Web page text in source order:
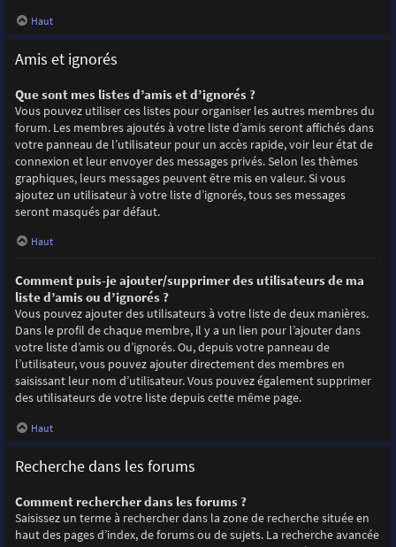
Haut
Amis et ignorés
Que sont mes listes d’amis et d’ignorés ?
Vous pouvez utiliser ces listes pour organiser les autres membres du
forum. Les membres ajoutés à votre liste d’amis seront affichés dans
votre panneau de l’utilisateur pour un accès rapide, voir leur état de
connexion et leur envoyer des messages privés. Selon les thèmes
graphiques, leurs messages peuvent être mis en valeur. Si vous
ajoutez un utilisateur à votre liste d’ignorés, tous ses messages
seront masqués par défaut.
Haut
Comment puis-je ajouter/supprimer des utilisateurs de ma
liste d’amis ou d’ignorés ?
Vous pouvez ajouter des utilisateurs à votre liste de deux manières.
Dans le profil de chaque membre, il y a un lien pour l’ajouter dans
votre liste d’amis ou d’ignorés. Ou, depuis votre panneau de
l’utilisateur, vous pouvez ajouter directement des membres en
saisissant leur nom d’utilisateur. Vous pouvez également supprimer
des utilisateurs de votre liste depuis cette même page.
Haut
Recherche dans les forums
Comment rechercher dans les forums ?
Saisissez un terme à rechercher dans la zone de recherche située en
haut des pages d’index, de forums ou de sujets. La recherche avancée